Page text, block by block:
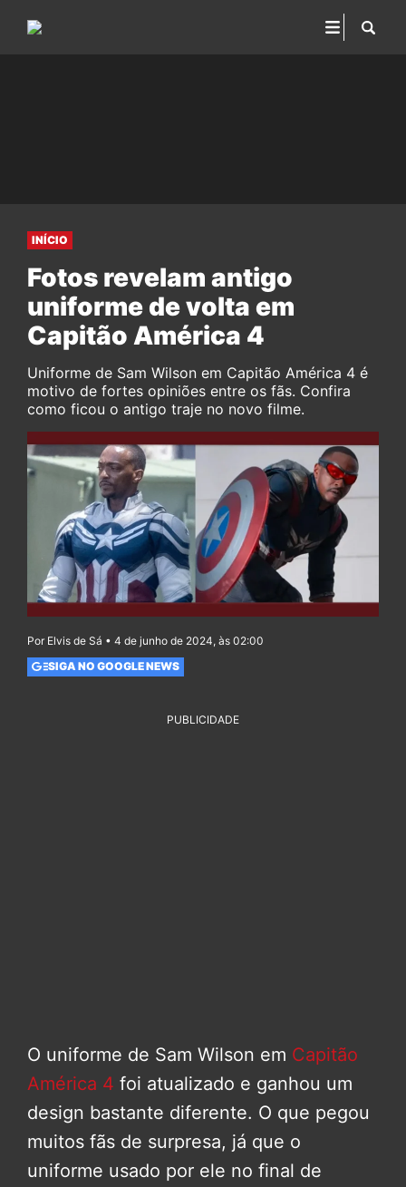
INÍCIO
Fotos revelam antigo
uniforme de volta em
Capitão América 4
Uniforme de Sam Wilson em Capitão América 4 é
motivo de fortes opiniões entre os fãs. Confira
como ficou o antigo traje no novo filme.
Por Elvis de Sá • 4 de junho de 2024, às 02:00
SIGA NO GOOGLE NEWS
PUBLICIDADE
O uniforme de Sam Wilson em Capitão
América 4 foi atualizado e ganhou um
design bastante diferente. O que pegou
muitos fãs de surpresa, já que o
uniforme usado por ele no final de